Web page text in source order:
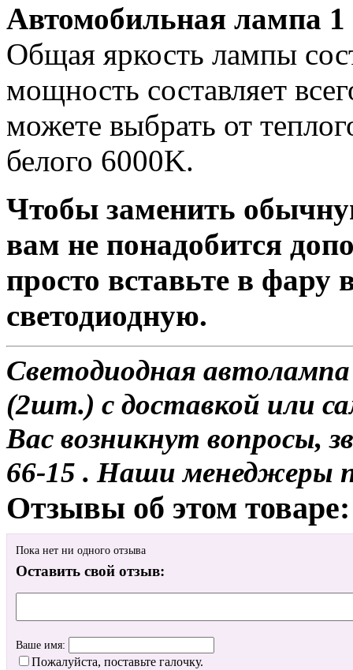
Автомобильная лампа
Общая яркость лампы
мощность составляет
можете выбрать от
белого 6000K.
Чтобы заменить
вам не понадобится
просто вставьте в
светодиодную.
Светодиодная
(2шт.) с доставкой или
Вас возникнут вопросы,
66-15 . Наши менеджеры
Отзывы об этом товаре:
Пока нет ни одного отзыва
Оставить свой отзыв:
Ваше имя:
Пожалуйста, поставьте галочку.